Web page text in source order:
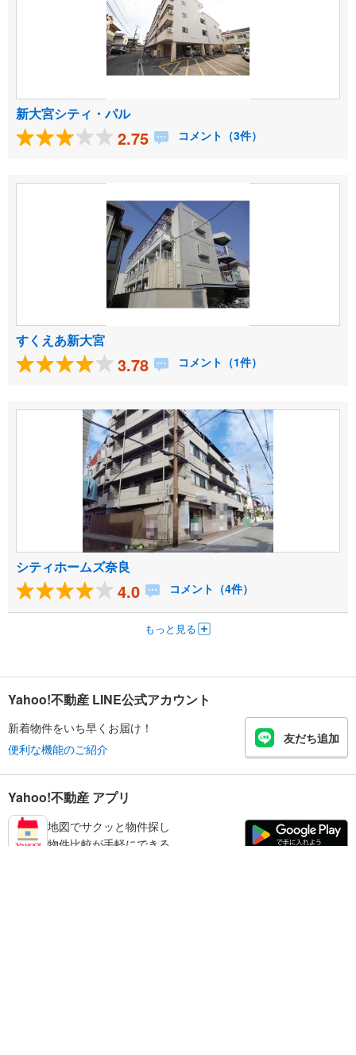
新大宮シティ・パル
2.75 コメント（3件）
すくえあ新大宮
3.78 コメント（1件）
シティホームズ奈良
4.0 コメント（4件）
もっと見る
Yahoo!不動産 LINE公式アカウント
新着物件をいち早くお届け！
便利な機能のご紹介
友だち追加
Yahoo!不動産 アプリ
地図でサクッと物件探し
物件比較が手軽にできる